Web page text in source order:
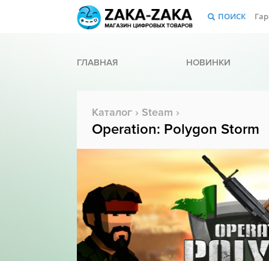
ПОИСК
ГЛАВНАЯ НОВИНКИ
Каталог › Steam ›
Operation: Polygon Storm